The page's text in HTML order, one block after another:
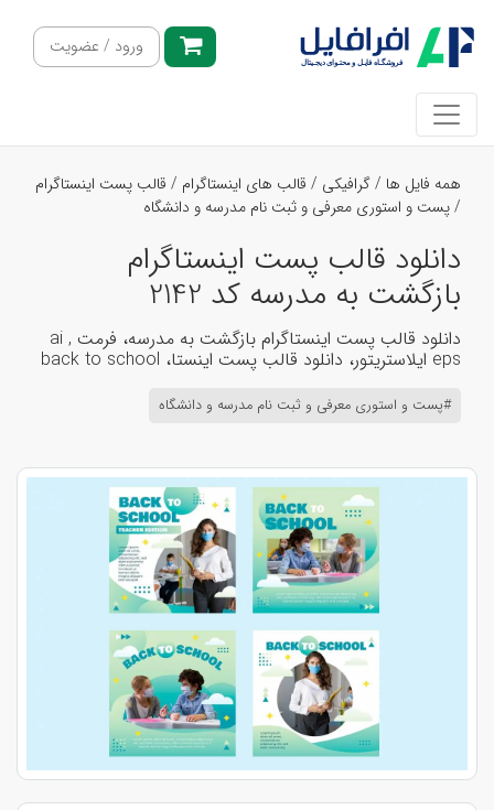
ورود / عضویت
همه فایل ها /گرافیکی / قالب های اینستاگرام / قالب پست اینستاگرام
/پست و استوری معرفی و ثبت نام مدرسه و دانشگاه
دانلود قالب پست اینستاگرام
بازگشت به مدرسه کد 2142
دانلود قالب پست اینستاگرام بازگشت به مدرسه، فرمت ai ,
eps ایلاستریتور، دانلود قالب پست اینستا، back to school
#پست و استوری معرفی و ثبت نام مدرسه و دانشگاه